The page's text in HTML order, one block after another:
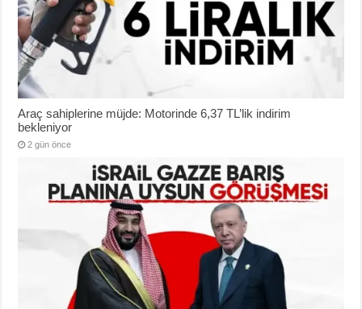
Araç sahiplerine müjde: Motorinde 6,37 TL’lik indirim
bekleniyor
2 gün önce